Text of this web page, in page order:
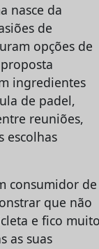
nasce da
de
opções de
ingredientes
de padel,
reuniões,
escolhas
consumidor de
que não
e fico muito
as suas